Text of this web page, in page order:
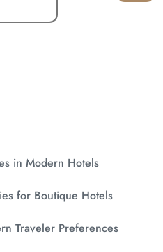
in Modern Hotels
for Boutique Hotels
Traveler Preferences